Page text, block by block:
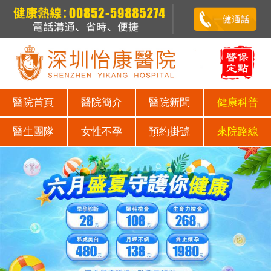
醫院首頁 醫院簡介 醫院新聞 健康科普
醫生團隊 女性不孕 預約掛號 來院路線